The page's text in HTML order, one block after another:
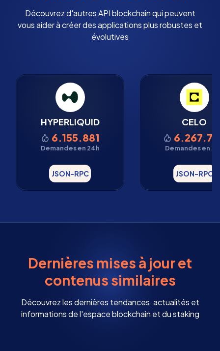
Découvrez d'autres API blockchain qui peuvent
vous aider à créer des applications plus robustes et
évolutives
HYPERLIQUID
6.155.881
Demandes en 24h
JSON-RPC
CELO
Demandes en
JSON-RPC
Dernières mises à jour et
contenus similaires
Découvrez les dernières tendances, actualités et
informations de l'espace blockchain et du staking